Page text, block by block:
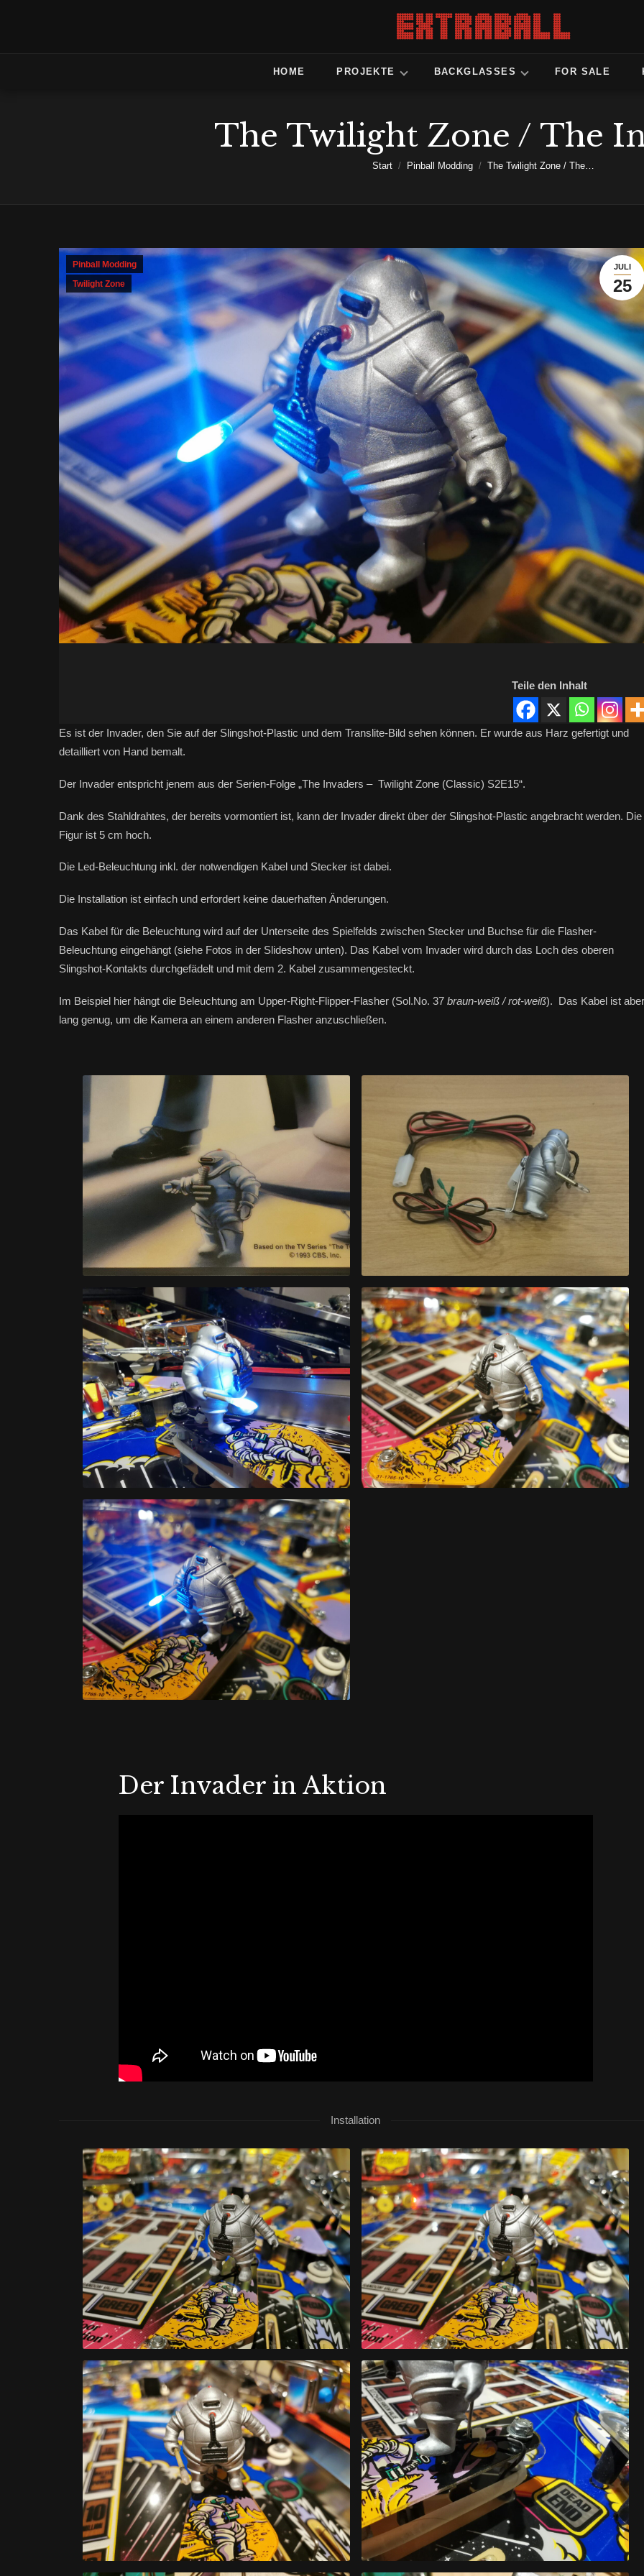
HOME PROJEKTE BACKGLASSES FOR SALE
The Twilight Zone / The
Sie befinden sich hier:
Start Pinball Modding The Twilight Zone / The…
JULI
25
Pinball Modding
Twilight Zone
Teile den Inhalt
Es ist der Invader, den Sie auf der Slingshot-Plastic und dem Translite-Bild sehen können. Er wurde aus Harz gefertigt und
detailliert von Hand bemalt.
Der Invader entspricht jenem aus der Serien-Folge „The Invaders – Twilight Zone (Classic) S2E15“.
Dank des Stahldrahtes, der bereits vormontiert ist, kann der Invader direkt über der Slingshot-Plastic angebracht werden. Die
Figur ist 5 cm hoch.
Die Led-Beleuchtung inkl. der notwendigen Kabel und Stecker ist dabei.
Die Installation ist einfach und erfordert keine dauerhaften Änderungen.
Das Kabel für die Beleuchtung wird auf der Unterseite des Spielfelds zwischen Stecker und Buchse für die Flasher-
Beleuchtung eingehängt (siehe Fotos in der Slideshow unten). Das Kabel vom Invader wird durch das Loch des oberen
Slingshot-Kontakts durchgefädelt und mit dem 2. Kabel zusammengesteckt.
Im Beispiel hier hängt die Beleuchtung am Upper-Right-Flipper-Flasher (Sol.No. 37 braun-weiß / rot-weiß). Das Kabel ist aber
lang genug, um die Kamera an einem anderen Flasher anzuschließen.
Der Invader in Aktion
Installation